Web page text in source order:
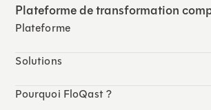
Plateforme de transformation
Plateforme
Solutions
Pourquoi FloQast ?